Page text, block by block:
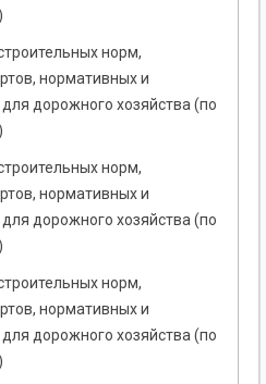
норм,
нормативных и
дорожного хозяйства (по
норм,
нормативных и
дорожного хозяйства (по
норм,
нормативных и
дорожного хозяйства (по